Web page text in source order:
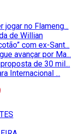
jogar no Flameng...
de Willian
com ex-Sant...
avançar por Ma...
de 30 mil...
Internacional ...